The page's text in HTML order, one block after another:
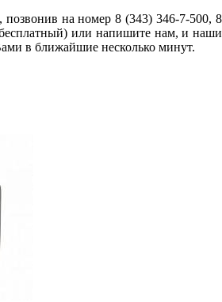
позвонив на номер 8 (343) 346-7-500, 8
или напишите нам, и наши
в ближайшие несколько минут.